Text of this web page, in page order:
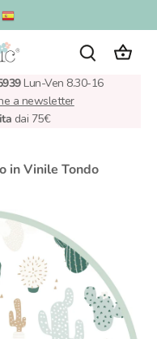
Lun-Ven 8.30-16
a newsletter
dai 75€
in Vinile Tondo